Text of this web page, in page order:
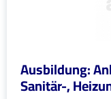
Ausbildung:
Sanitär-,